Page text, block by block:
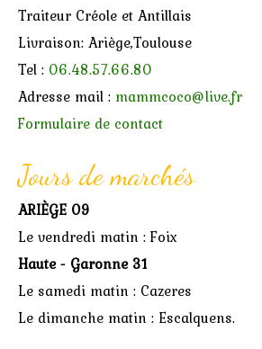
Traiteur Créole et Antillais
Livraison: Ariège,Toulouse
Tel : 06.48.57.66.80
Adresse mail : mammcoco@live.fr
Formulaire de contact
Jours de marchés
ARIÈGE 09
Le vendredi matin : Foix
Haute - Garonne 31
Le samedi matin : Cazeres
Le dimanche matin : Escalquens.